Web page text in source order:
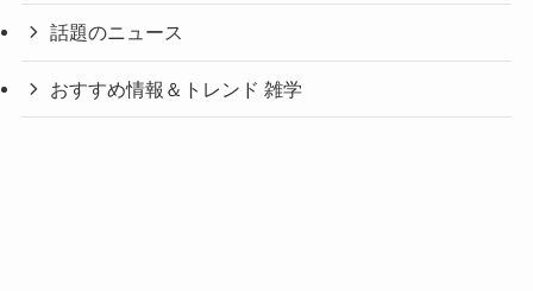
話題のニュース
おすすめ情報＆トレンド 雑学